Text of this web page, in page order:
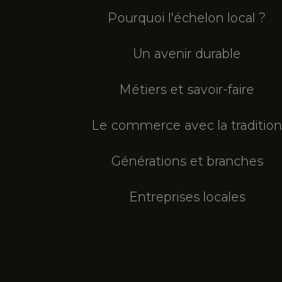
Pourquoi l'échelon local ?
Un avenir durable
Métiers et savoir-faire
Le commerce avec la tradition
Générations et branches
Entreprises locales